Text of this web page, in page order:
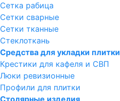
Сетка рабица
Сетки сварные
Сетки тканные
Стеклоткань
Средства для укладки плитки
Крестики для кафеля и СВП
Люки ревизионные
Профили для плитки
Столярные изделия